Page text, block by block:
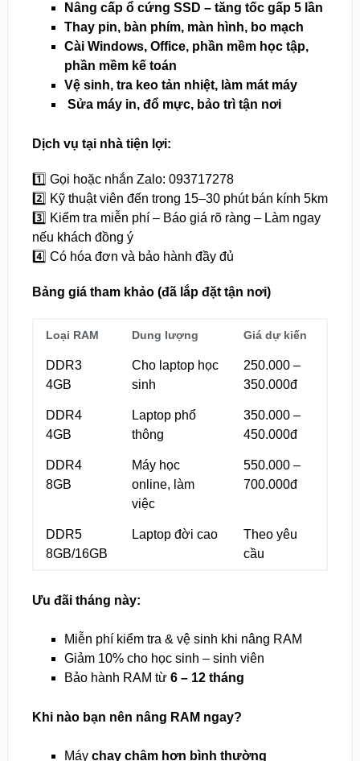
Nâng cấp ổ cứng SSD – tăng tốc gấp 5 lần
Thay pin, bàn phím, màn hình, bo mạch
Cài Windows, Office, phần mềm học tập,
phần mềm kế toán
Vệ sinh, tra keo tản nhiệt, làm mát máy
Sửa máy in, đổ mực, bảo trì tận nơi
Dịch vụ tại nhà tiện lợi:
1️⃣ Gọi hoặc nhắn Zalo: 093717278
2️⃣ Kỹ thuật viên đến trong 15–30 phút bán kính 5km
3️⃣ Kiểm tra miễn phí – Báo giá rõ ràng – Làm ngay
nếu khách đồng ý
4️⃣ Có hóa đơn và bảo hành đầy đủ
Bảng giá tham khảo (đã lắp đặt tận nơi)
Loại RAM Dung lượng Giá dự kiến
DDR3
4GB
Cho laptop học
sinh
250.000 –
350.000đ
DDR4
4GB
Laptop phổ
thông
350.000 –
450.000đ
DDR4
8GB
Máy học
online, làm
việc
550.000 –
700.000đ
DDR5
8GB/16GB
Laptop đời cao
Theo yêu
cầu
Ưu đãi tháng này:
Miễn phí kiểm tra & vệ sinh khi nâng RAM
Giảm 10% cho học sinh – sinh viên
Bảo hành RAM từ 6 – 12 tháng
Khi nào bạn nên nâng RAM ngay?
Máy chạy chậm hơn bình thường